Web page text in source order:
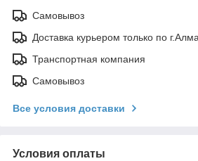
Самовывоз
Доставка курьером только по
Транспортная компания
Самовывоз
Все условия доставки
Условия оплаты